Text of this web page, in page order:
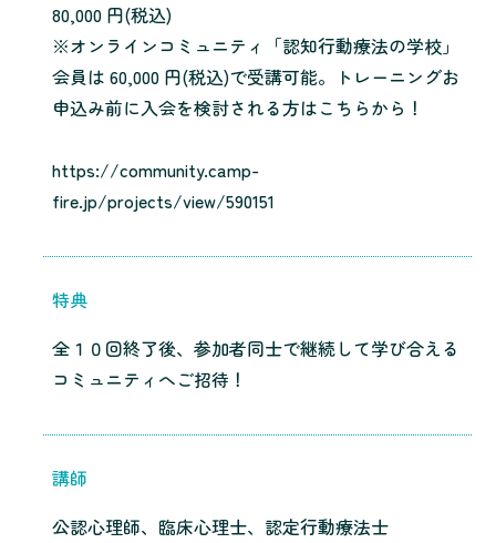
80,000 円(税込)
※オンラインコミュニティ「認知行動療法の学校」
会員は 60,000 円(税込)で受講可能。トレーニングお
申込み前に入会を検討される方はこちらから！
https://community.camp-
fire.jp/projects/view/590151
特典
全１０回終了後、参加者同士で継続して学び合える
コミュニティへご招待！
講師
公認心理師、臨床心理士、認定行動療法士